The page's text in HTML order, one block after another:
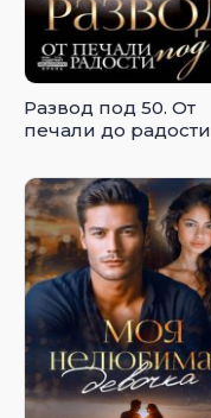
Развод под 50. От
печали до радости